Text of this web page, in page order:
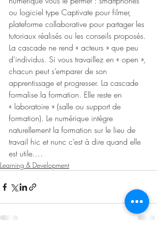
ou logiciel type Captivate pour filmer,
plateforme collaborative pour partager les
tutoriaux réalisés ou les conseils proposés.
La cascade ne rend « acteurs » que peu
d’individus. Si vous travaillez en « open »,
chacun peut s’emparer de son
apprentissage et progresser. La cascade
formalise la formation. Elle reste en
« laboratoire » (salle ou support de
formation). Le numérique intègre
naturellement la formation sur le lieu de
travail hic et nunc c’est à dire quand elle
est utile….
Learning & Development